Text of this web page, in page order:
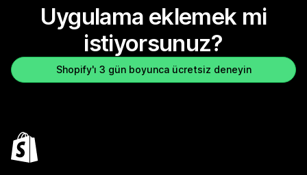
Uygulama eklemek mi
istiyorsunuz?
Shopify'ı 3 gün boyunca ücretsiz deneyin